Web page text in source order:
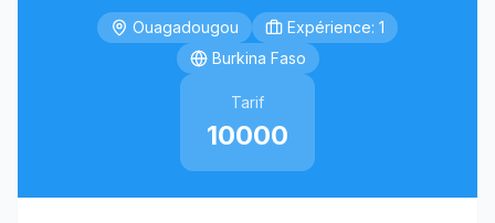
Ouagadougou
Expérience: 1
Burkina Faso
Tarif
10000